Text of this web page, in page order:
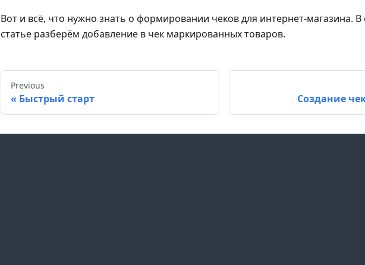
Вот и всё, что нужно знать о формировании чеков для интернет-магазина.
статье разберём добавление в чек маркированных товаров.
Previous
Быстрый старт Создание